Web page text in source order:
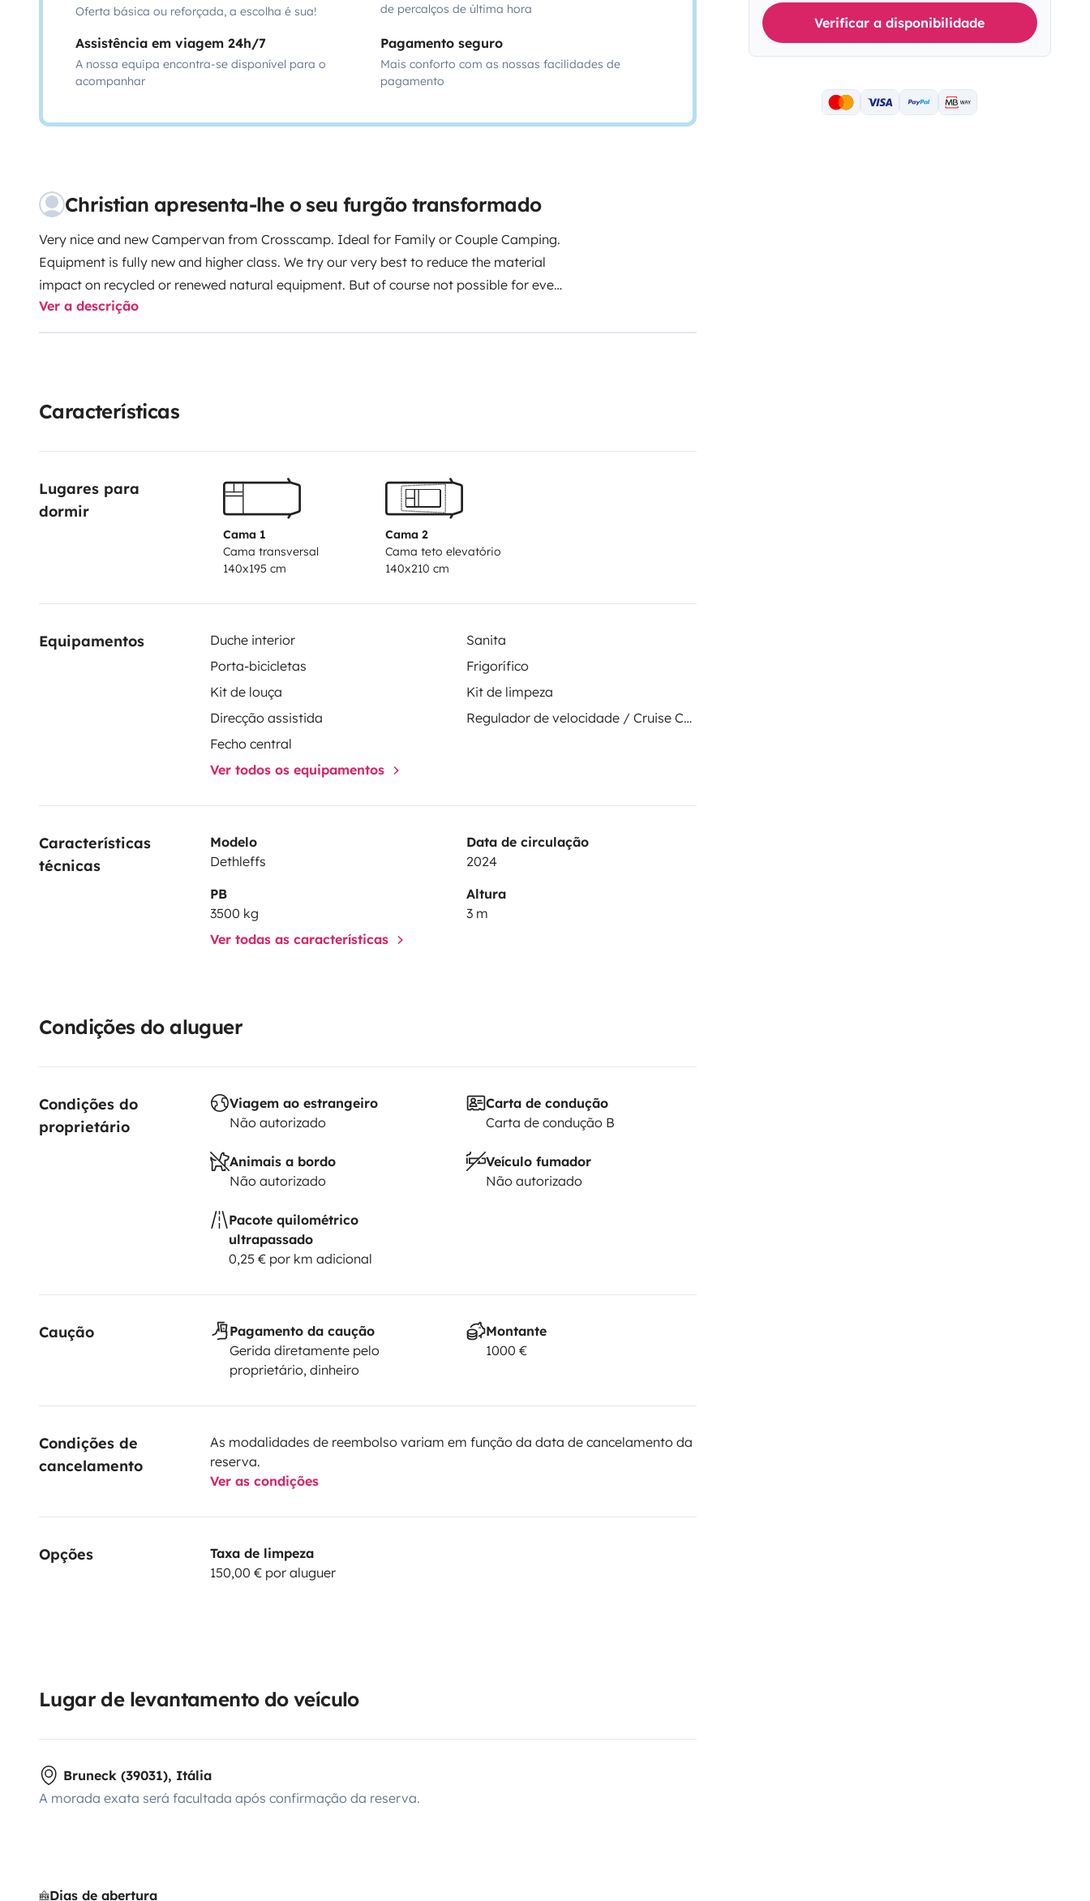
Oferta básica ou reforçada, a escolha é sua!
de percalços de última hora
Assistência em viagem 24h/7
A nossa equipa encontra-se disponível para o
acompanhar
Pagamento seguro
Mais conforto com as nossas facilidades de
pagamento
Christian apresenta-lhe o seu furgão transformado
Very nice and new Campervan from Crosscamp. Ideal for Family or Couple Camping.
Equipment is fully new and higher class. We try our very best to reduce the material
impact on recycled or renewed natural equipment. But of course not possible for every
equipment.The Campervan has 18“ Off-road Wheels which makes it possible to drive
most of the standard off-road tracks. But please take care, it’s not a 4x4 Campervan
Ver a descrição
Características
Lugares para
dormir
Cama 1
Cama transversal
140x195 cm
Cama 2
Cama teto elevatório
140x210 cm
Equipamentos Duche interior
Sanita
Porta-bicicletas
Frigorífico
Kit de louça
Kit de limpeza
Direcção assistida
Regulador de velocidade / Cruise Control
Fecho central
Ver todos os equipamentos
Características
técnicas
Modelo
Dethleffs
Data de circulação
2024
PB
3500 kg
Altura
3 m
Ver todas as características
Condições do aluguer
Condições do
proprietário
Viagem ao estrangeiro
Não autorizado
Carta de condução
Carta de condução B
Animais a bordo
Não autorizado
Veículo fumador
Não autorizado
Pacote quilométrico
ultrapassado
0,25 € por km adicional
Caução
Pagamento da caução
Gerida diretamente pelo
proprietário, dinheiro
Montante
1000 €
Condições de
cancelamento
As modalidades de reembolso variam em função da data de cancelamento da
reserva.
Ver as condições
Opções
Taxa de limpeza
150,00 € por aluguer
Lugar de levantamento do veículo
Bruneck (39031), Itália
A morada exata será facultada após confirmação da reserva.
Dias de abertura
Verificar a disponibilidade